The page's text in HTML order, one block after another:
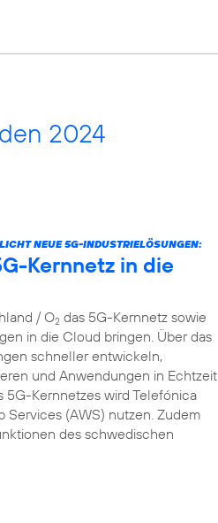
2024
NEUE 5G-INDUSTRIELÖSUNGEN:
Kernnetz in die
/ O2 das 5G-Kernnetz sowie
in die Cloud bringen. Über das
schneller entwickeln,
und Anwendungen in Echtzeit
5G-Kernnetzes wird Telefónica
(AWS) nutzen. Zudem
des schwedischen